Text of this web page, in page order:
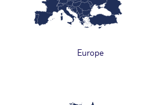
Europe